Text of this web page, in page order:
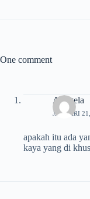
One comment
Anggela
JANUARI
apakah itu ada
kaya yang di